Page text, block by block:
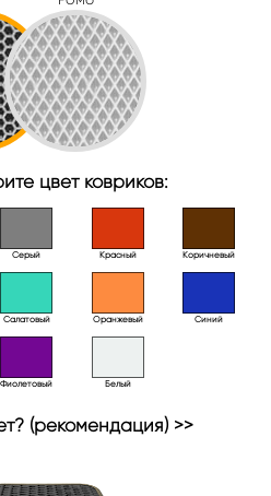
цвет ковриков:
Серый Красный Коричневый
Салатовый Оранжевый Синий
Фиолетовый Белый
(рекомендация) >>